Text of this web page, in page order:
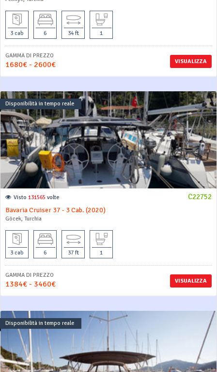
3 cab 6 34 ft 1
VISUALIZZA
GAMMA DI PREZZO
1680€ - 2600€
Disponibilità in tempo reale
C22752
Visto 131565 volte
Bavaria Cruiser 37 - 3 Cab. (2020)
Göcek, Turchia
3 cab 6 37 ft 1
VISUALIZZA
GAMMA DI PREZZO
1384€ - 3460€
Disponibilità in tempo reale